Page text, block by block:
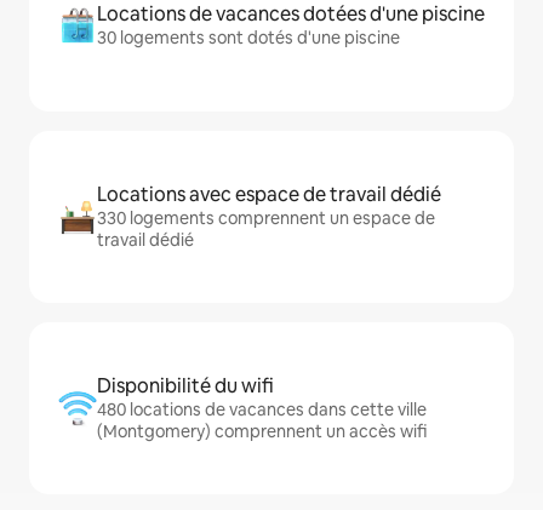
Locations de vacances dotées d'une piscine
30 logements sont dotés d'une piscine
Locations avec espace de travail dédié
330 logements comprennent un espace de
travail dédié
Disponibilité du wifi
480 locations de vacances dans cette ville
(Montgomery) comprennent un accès wifi